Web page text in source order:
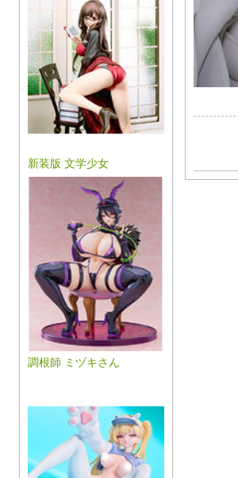
新装版 文学少女
調根師 ミヅキさん